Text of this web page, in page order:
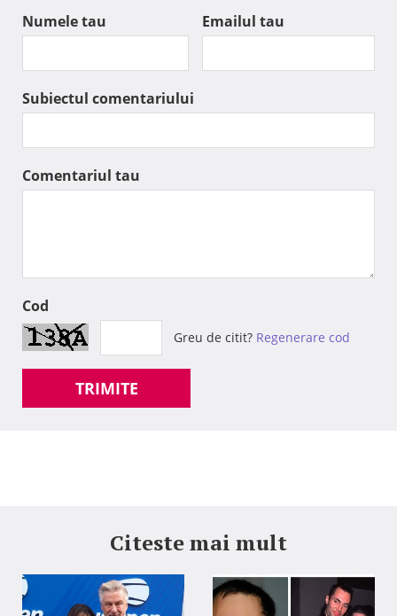
Numele tau Emailul tau
Subiectul comentariului
Comentariul tau
Cod
Greu de citit? Regenerare cod
TRIMITE
Citeste mai mult